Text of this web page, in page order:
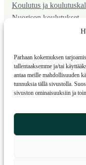
Parhaan kokemuksen
tallentaaksemme ja/tai
antaa meille mahdollisuuden
tunnuksia tällä sivustolla.
sivuston ominaisuuksiin ja
Koulutus ja
Nuorison koulutukset
Kartoitus
Ratamestari
© 2025 ·
info(a)suunnistusliitto.fi,
Kilpailut ja